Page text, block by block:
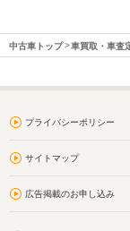
中古車トップ 車買取・車査
プライバシーポリシー
サイトマップ
広告掲載のお申し込み